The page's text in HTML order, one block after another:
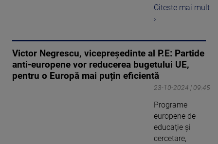
Citeste mai mult
›
Victor Negrescu, vicepreședinte al P.E: Partide
anti-europene vor reducerea bugetului UE,
pentru o Europă mai puțin eficientă
23-10-2024 | 09:45
Programe
europene de
educaţie şi
cercetare,